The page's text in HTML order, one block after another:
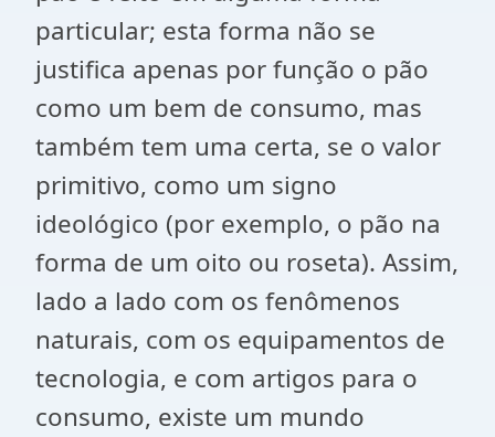
particular; esta forma não se
justifica apenas por função o pão
como um bem de consumo, mas
também tem uma certa, se o valor
primitivo, como um signo
ideológico (por exemplo, o pão na
forma de um oito ou roseta). Assim,
lado a lado com os fenômenos
naturais, com os equipamentos de
tecnologia, e com artigos para o
consumo, existe um mundo